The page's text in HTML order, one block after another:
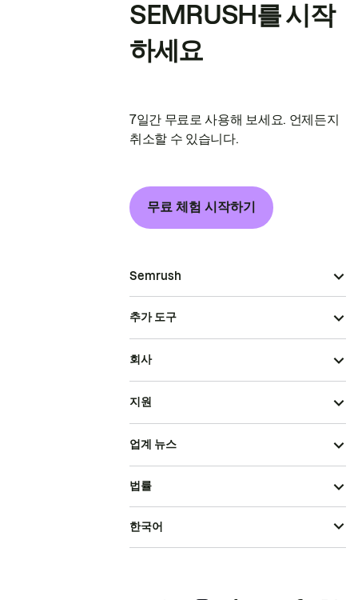
SEMRUSH를 시작
하세요
7일간 무료로 사용해 보세요. 언제든지
취소할 수 있습니다.
무료 체험 시작하기
Semrush
추가 도구
회사
지원
업계 뉴스
법률
한국어